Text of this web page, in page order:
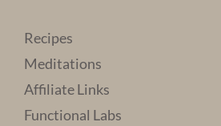
Recipes
Meditations
Affiliate Links
Functional Labs